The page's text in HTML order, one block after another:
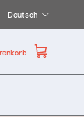
Deutsch